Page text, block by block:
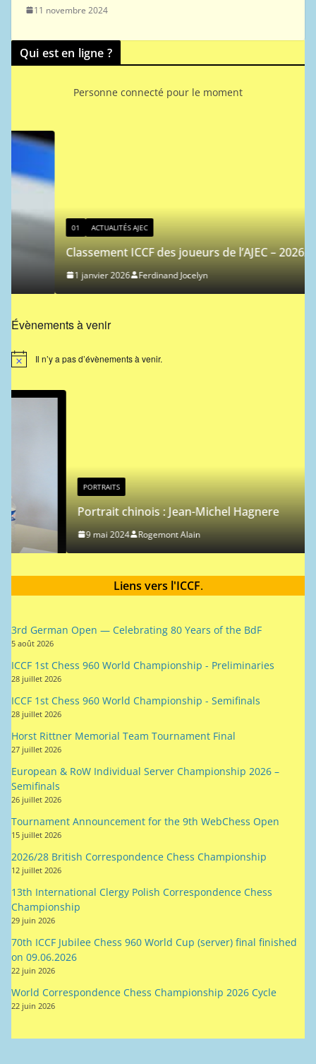
11 novembre 2024
Qui est en ligne ?
Personne connecté pour le moment
ACTUALITÉS AJEC
Classement ICCF des joueurs de l’AJEC – 2026/1
1 janvier 2026 Ferdinand Jocelyn
Évènements à venir
N
i
Il n’y a pas d’évènements à venir.
Portrait chinois : Jean-Michel Hagnere
9 mai 2024 Rogemont Alain
Liens vers l'ICCF.
3rd German Open — Celebrating 80 Years of the BdF
5 août 2026
ICCF 1st Chess 960 World Championship - Preliminaries
28 juillet 2026
ICCF 1st Chess 960 World Championship - Semifinals
28 juillet 2026
Horst Rittner Memorial Team Tournament Final
27 juillet 2026
European & RoW Individual Server Championship 2026 –
Semifinals
26 juillet 2026
Tournament Announcement for the 9th WebChess Open
15 juillet 2026
2026/28 British Correspondence Chess Championship
12 juillet 2026
13th International Clergy Polish Correspondence Chess
Championship
29 juin 2026
70th ICCF Jubilee Chess 960 World Cup (server) final finished
on 09.06.2026
22 juin 2026
World Correspondence Chess Championship 2026 Cycle
22 juin 2026